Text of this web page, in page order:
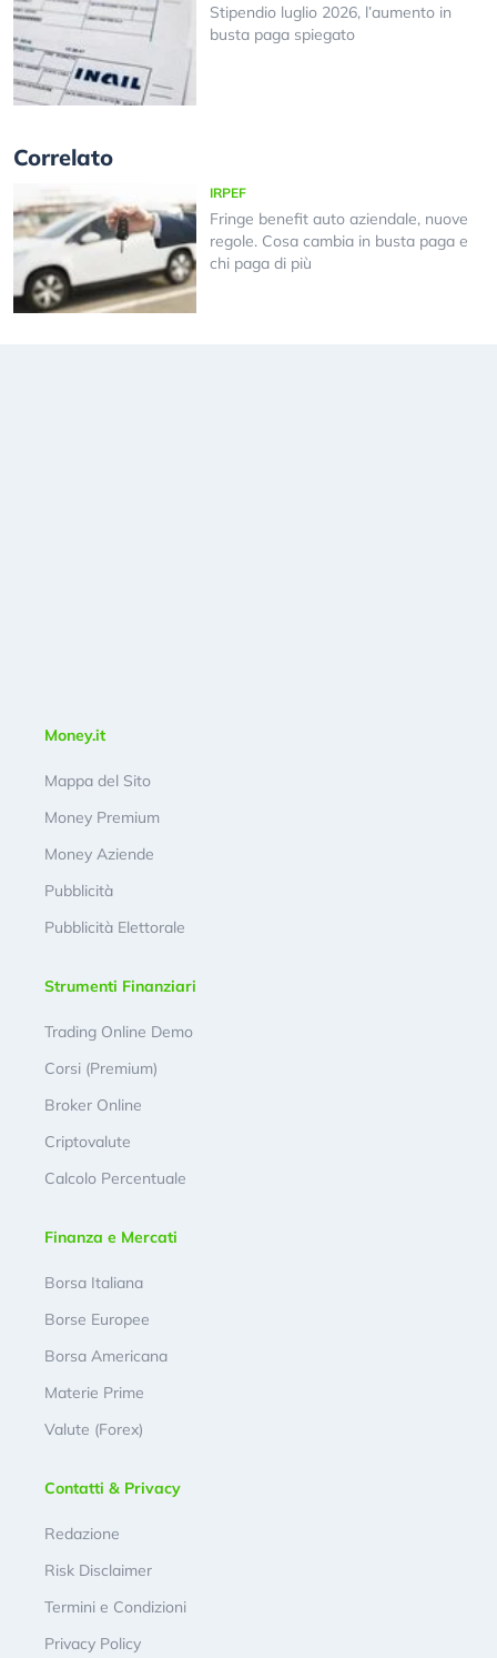
Stipendio luglio 2026, l’aumento in
busta paga spiegato
Correlato
IRPEF
Fringe benefit auto aziendale, nuove
regole. Cosa cambia in busta paga e
chi paga di più
Money.it
Mappa del Sito
Money Premium
Money Aziende
Pubblicità
Pubblicità Elettorale
Strumenti Finanziari
Trading Online Demo
Corsi (Premium)
Broker Online
Criptovalute
Calcolo Percentuale
Finanza e Mercati
Borsa Italiana
Borse Europee
Borsa Americana
Materie Prime
Valute (Forex)
Contatti & Privacy
Redazione
Risk Disclaimer
Termini e Condizioni
Privacy Policy